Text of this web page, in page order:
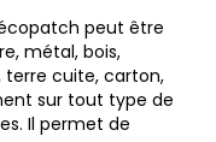
peut être
métal, bois,
terre cuite, carton,
sur tout type de
Il permet de